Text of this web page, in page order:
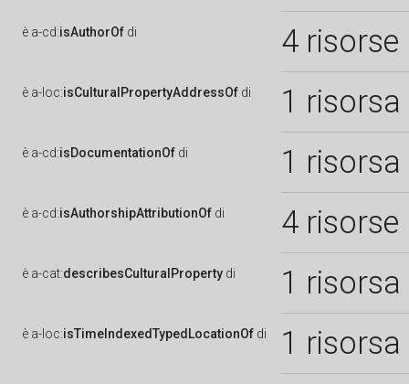
è a-cd:isAuthorOf di 4 risorse
è a-loc:isCulturalPropertyAddressOf di 1 risorsa
è a-cd:isDocumentationOf di 1 risorsa
è a-cd:isAuthorshipAttributionOf di 4 risorse
è a-cat:describesCulturalProperty di 1 risorsa
è a-loc:isTimeIndexedTypedLocationOf di 1 risorsa